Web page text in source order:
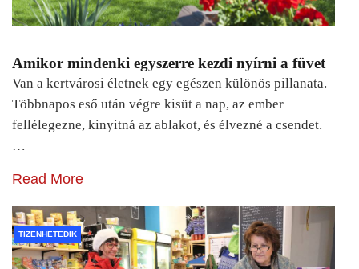
Amikor mindenki egyszerre kezdi nyírni a füvet
Van a kertvárosi életnek egy egészen különös pillanata.
Többnapos eső után végre kisüt a nap, az ember
fellélegezne, kinyitná az ablakot, és élvezné a csendet.
…
Read More
TIZENHETEDIK